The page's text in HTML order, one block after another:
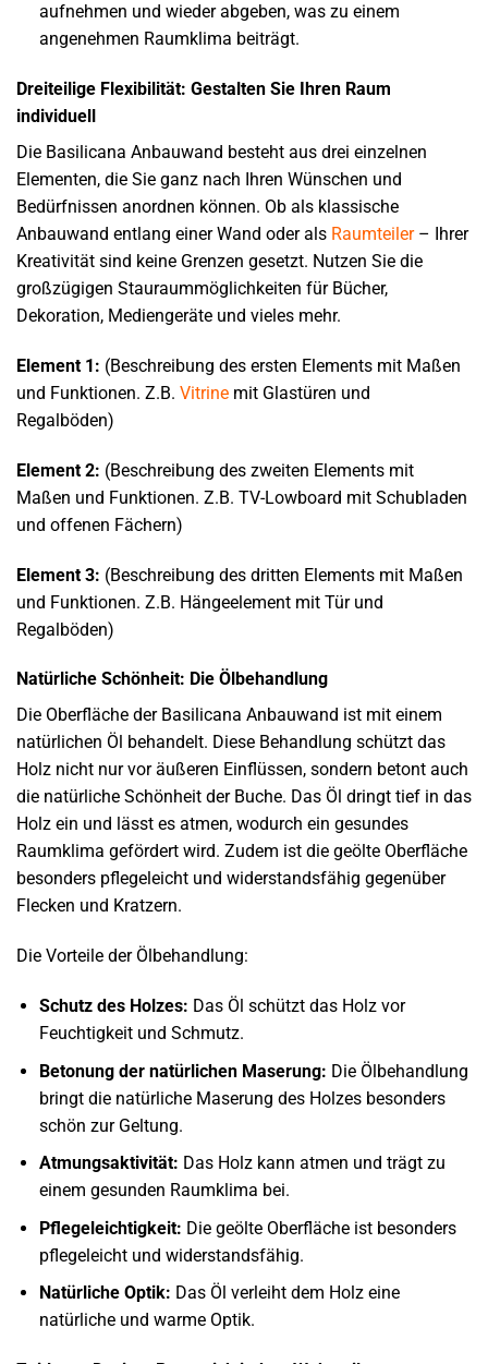
aufnehmen und wieder abgeben, was zu einem
angenehmen Raumklima beiträgt.
Dreiteilige Flexibilität: Gestalten Sie Ihren Raum
individuell
Die Basilicana Anbauwand besteht aus drei einzelnen
Elementen, die Sie ganz nach Ihren Wünschen und
Bedürfnissen anordnen können. Ob als klassische
Anbauwand entlang einer Wand oder als Raumteiler– Ihrer
Kreativität sind keine Grenzen gesetzt. Nutzen Sie die
großzügigen Stauraummöglichkeiten für Bücher,
Dekoration, Mediengeräte und vieles mehr.
Element 1: (Beschreibung des ersten Elements mit Maßen
und Funktionen. Z.B. Vitrine mit Glastüren und
Regalböden)
Element 2: (Beschreibung des zweiten Elements mit
Maßen und Funktionen. Z.B. TV-Lowboard mit Schubladen
und offenen Fächern)
Element 3: (Beschreibung des dritten Elements mit Maßen
und Funktionen. Z.B. Hängeelement mit Tür und
Regalböden)
Natürliche Schönheit: Die Ölbehandlung
Die Oberfläche der Basilicana Anbauwand ist mit einem
natürlichen Öl behandelt. Diese Behandlung schützt das
Holz nicht nur vor äußeren Einflüssen, sondern betont auch
die natürliche Schönheit der Buche. Das Öl dringt tief in das
Holz ein und lässt es atmen, wodurch ein gesundes
Raumklima gefördert wird. Zudem ist die geölte Oberfläche
besonders pflegeleicht und widerstandsfähig gegenüber
Flecken und Kratzern.
Die Vorteile der Ölbehandlung:
Schutz des Holzes: Das Öl schützt das Holz vor
Feuchtigkeit und Schmutz.
Betonung der natürlichen Maserung: Die Ölbehandlung
bringt die natürliche Maserung des Holzes besonders
schön zur Geltung.
Atmungsaktivität: Das Holz kann atmen und trägt zu
einem gesunden Raumklima bei.
Pflegeleichtigkeit: Die geölte Oberfläche ist besonders
pflegeleicht und widerstandsfähig.
Natürliche Optik: Das Öl verleiht dem Holz eine
natürliche und warme Optik.